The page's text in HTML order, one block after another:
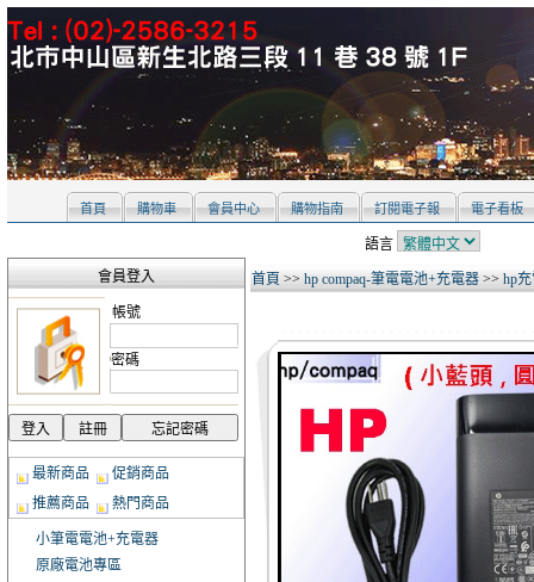
首頁 購物車 會員中心 購物指南 訂閱電子報 電子看板
語言
會員登入
帳號
密碼
最新商品
促銷商品
推薦商品
熱門商品
小筆電電池+充電器
原廠電池專區
首頁 >> hp compaq-筆電電池+充電器 >> hp充